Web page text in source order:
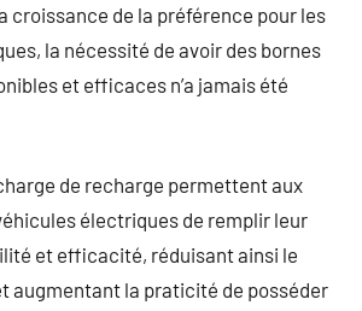
croissance de la préférence pour les
la nécessité de avoir des bornes
et efficaces n’a jamais été
de recharge permettent aux
électriques de remplir leur
et efficacité, réduisant ainsi le
augmentant la praticité de posséder